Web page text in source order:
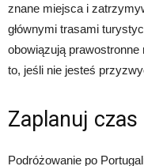
znane miejsca i
głównymi trasami
obowiązują
to, jeśli nie jesteś
Zaplanuj czas
Podróżowanie po